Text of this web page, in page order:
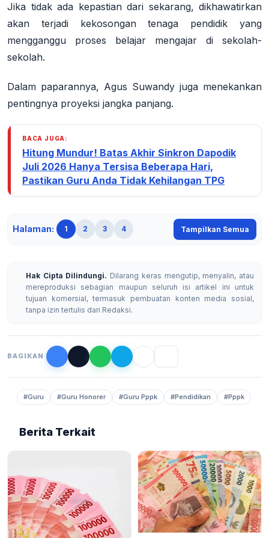
Jika tidak ada kepastian dari sekarang, dikhawatirkan
akan terjadi kekosongan tenaga pendidik yang
mengganggu proses belajar mengajar di sekolah-
sekolah.
Dalam paparannya, Agus Suwandy juga menekankan
pentingnya proyeksi jangka panjang.
BACA JUGA:
Hitung Mundur! Batas Akhir Sinkron Dapodik
Juli 2026 Hanya Tersisa Beberapa Hari,
Pastikan Guru Anda Tidak Kehilangan TPG
Halaman: 1 2 3 4 Tampilkan Semua
Hak Cipta Dilindungi. Dilarang keras mengutip, menyalin, atau
mereproduksi sebagian maupun seluruh isi artikel ini untuk
tujuan komersial, termasuk pembuatan konten media sosial,
tanpa izin tertulis dari Redaksi.
BAGIKAN
#Guru #Guru Honorer #Guru Pppk #Pendidikan #Pppk
Berita Terkait